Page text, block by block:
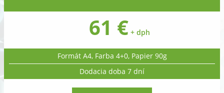
61 € + dph
Formát A4, Farba 4+0, Papier 90g
Dodacia doba 7 dní